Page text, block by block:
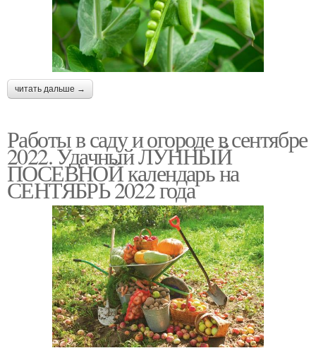
читать дальше →
Работы в саду и огороде в сентябре
2022. Удачный ЛУННЫЙ
ПОСЕВНОЙ календарь на
СЕНТЯБРЬ 2022 года